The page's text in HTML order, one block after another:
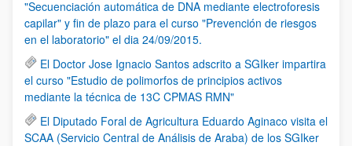
"Secuenciación automática de DNA mediante electroforesis
capilar" y fin de plazo para el curso "Prevención de riesgos
en el laboratorio" el dia 24/09/2015.
El Doctor Jose Ignacio Santos adscrito a SGIker impartira
el curso "Estudio de polimorfos de principios activos
mediante la técnica de 13C CPMAS RMN"
El Diputado Foral de Agricultura Eduardo Aginaco visita el
SCAA (Servicio Central de Análisis de Araba) de los SGIker